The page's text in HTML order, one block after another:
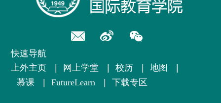
快速导航
上外主页
| 网上学堂 | 校历 | 地图
|
慕课
| FutureLearn | 下载专区